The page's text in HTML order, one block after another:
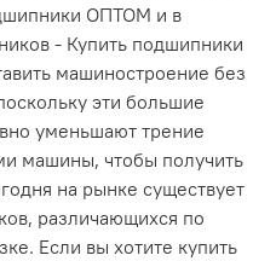
ОПТОМ и в
- Купить подшипники
машиностроение без
эти большие
уменьшают трение
машины, чтобы получить
на рынке существует
различающихся по
Если вы хотите купить